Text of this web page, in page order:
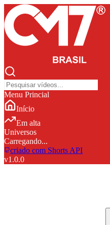
Menu Princial
Início
Em alta
Universos
Carregando...
criado com Shorts API
v1.0.0